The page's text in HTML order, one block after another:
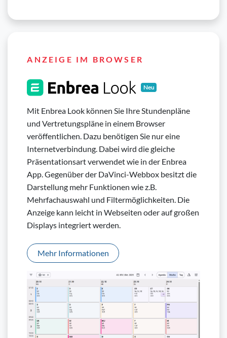
ANZEIGE IM BROWSER
Neu
Mit Enbrea Look können Sie Ihre Stundenpläne
und Vertretungspläne in einem Browser
veröffentlichen. Dazu benötigen Sie nur eine
Internetverbindung. Dabei wird die gleiche
Präsentationsart verwendet wie in der Enbrea
App. Gegenüber der DaVinci-Webbox besitzt die
Darstellung mehr Funktionen wie z.B.
Mehrfachauswahl und Filtermöglichkeiten. Die
Anzeige kann leicht in Webseiten oder auf großen
Displays integriert werden.
Mehr Informationen